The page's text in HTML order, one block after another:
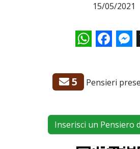
15/05/2021
WhatsAppFacebook
5 Pensieri
Inserisci un Pensiero